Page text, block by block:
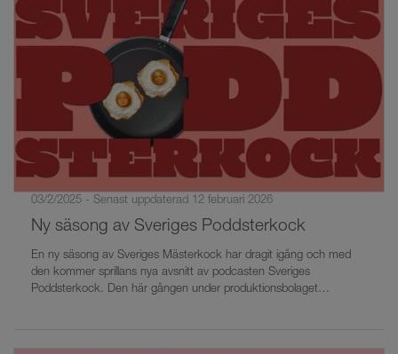
03/2/2025 - Senast uppdaterad 12 februari 2026
Ny säsong av Sveriges Poddsterkock
En ny säsong av Sveriges Mästerkock har dragit igång och med
den kommer sprillans nya avsnitt av podcasten Sveriges
Poddsterkock. Den här gången under produktionsbolaget